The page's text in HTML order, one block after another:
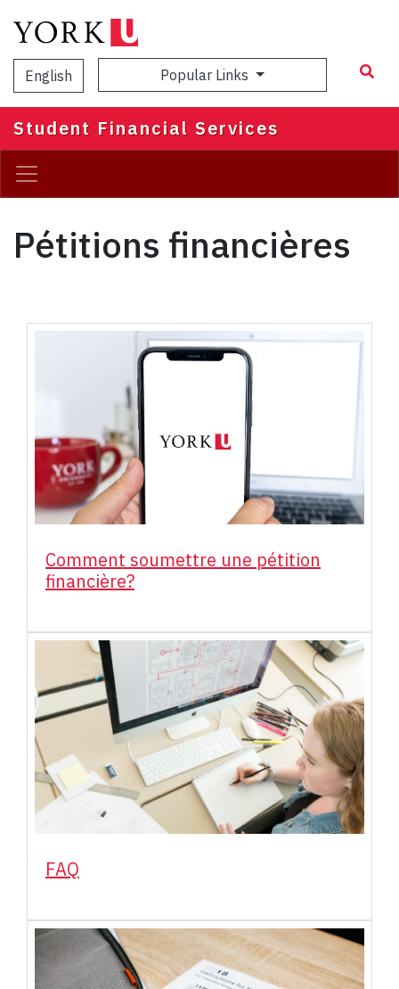
content
English Popular Links
Student Financial Services
Pétitions financières
Comment soumettre une pétition
financière?
FAQ